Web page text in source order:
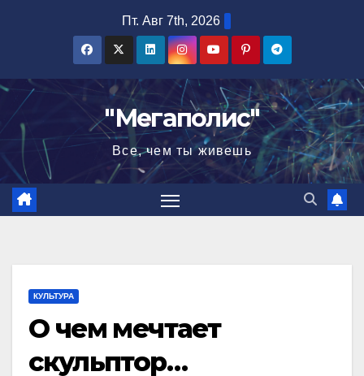
Пт. Авг 7th, 2026
"Мегаполис"
Все, чем ты живешь
КУЛЬТУРА
О чем мечтает
скульптор…